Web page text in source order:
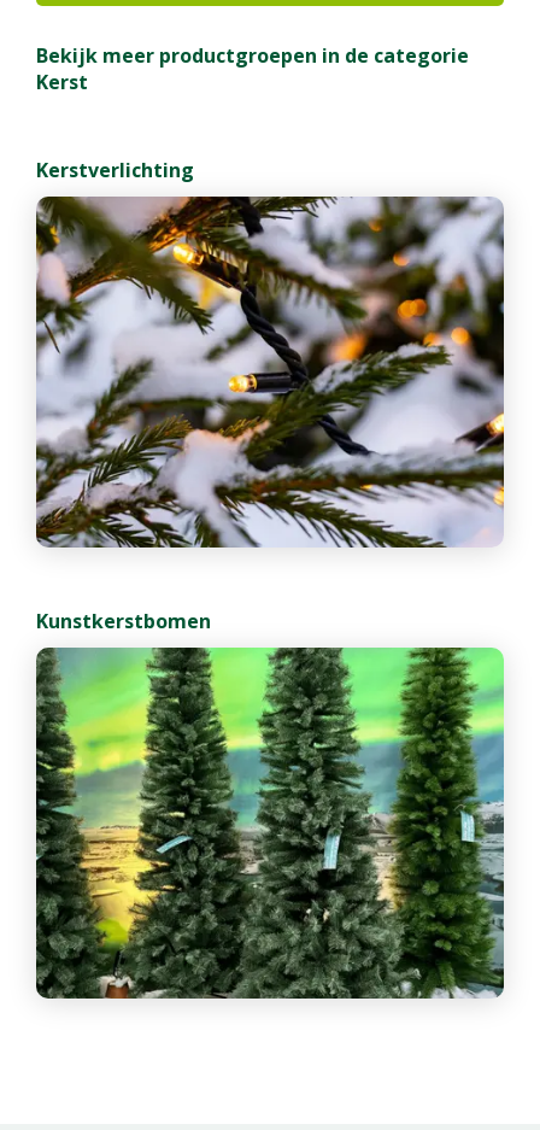
Bekijk meer productgroepen in de categorie
Kerst
Kerstverlichting
Kunstkerstbomen